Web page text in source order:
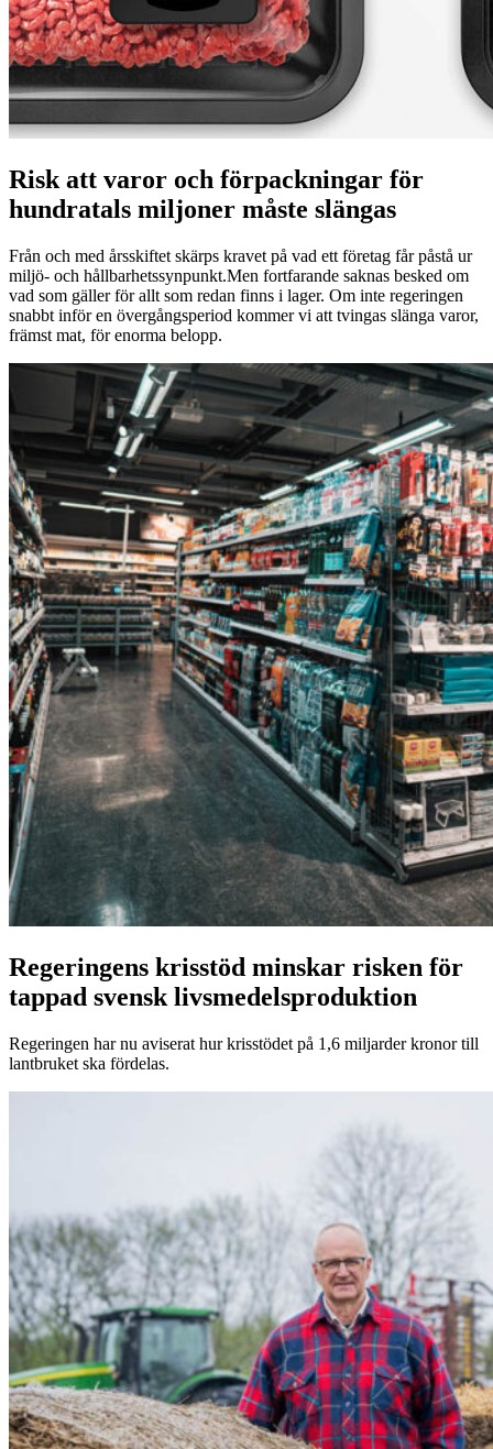
Risk att varor och förpackningar för
hundratals miljoner måste slängas
Från och med årsskiftet skärps kravet på vad ett företag får påstå ur
miljö- och hållbarhetssynpunkt.Men fortfarande saknas besked om
vad som gäller för allt som redan finns i lager. Om inte regeringen
snabbt inför en övergångsperiod kommer vi att tvingas slänga varor,
främst mat, för enorma belopp.
Regeringens krisstöd minskar risken för
tappad svensk livsmedelsproduktion
Regeringen har nu aviserat hur krisstödet på 1,6 miljarder kronor till
lantbruket ska fördelas.